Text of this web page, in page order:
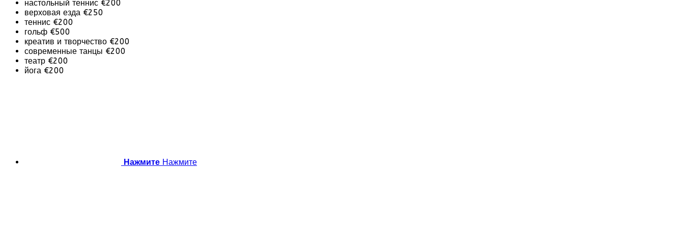
настольный теннис €200
верховая езда €250
теннис €200
гольф €500
креатив и творчество €200
современные танцы €200
театр €200
йога €200
Нажмите Нажмите